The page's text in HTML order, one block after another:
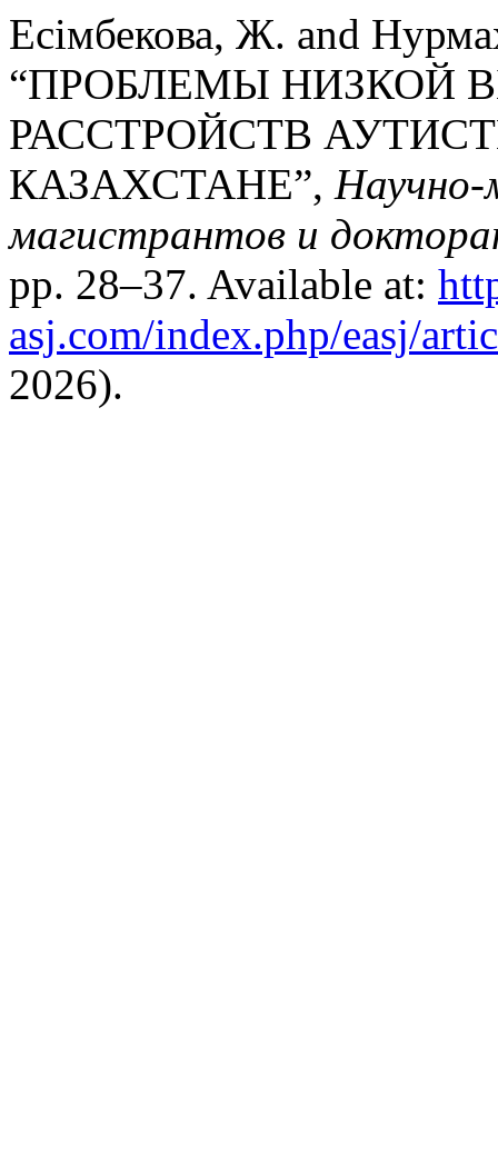
Есімбекова, Ж. and
“ПРОБЛЕМЫ НИЗКОЙ
РАССТРОЙСТВ
КАЗАХСТАНЕ”, Научно-
магистрантов и
pp. 28–37. Available at:
asj.com/index.php/easj/
2026).